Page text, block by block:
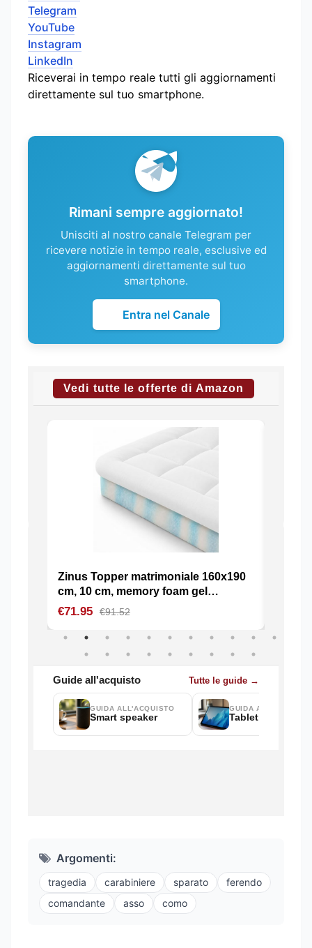
Telegram
YouTube
Instagram
LinkedIn
Riceverai in tempo reale tutti gli aggiornamenti
direttamente sul tuo smartphone.
Rimani sempre aggiornato!
Unisciti al nostro canale Telegram per
ricevere notizie in tempo reale, esclusive ed
aggiornamenti direttamente sul tuo
smartphone.
Entra nel Canale
Argomenti:
tragedia carabiniere sparato
ferendo
comandante
asso como